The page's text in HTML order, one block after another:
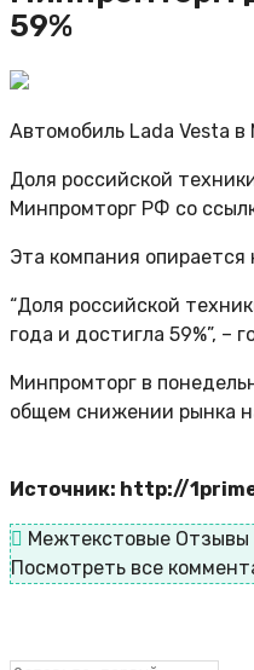
59%
Автомобиль Lada Vesta
Доля российской
Минпромторг РФ со
Эта компания
“Доля российской
года и достигла 59%”, –
Минпромторг в
общем снижении рынка
Источник: http://
Межтекстовые Отзывы
Посмотреть все